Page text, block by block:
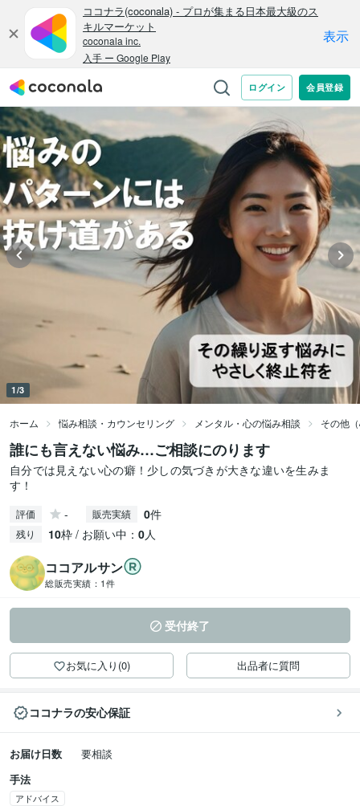
1/3
ホーム 悩み相談・カウンセリング メンタル・心の悩み相談 その他
誰にも言えない悩み…ご相談にのります
自分では見えない心の癖！少しの気づきが大きな違いを生みま
す！
評価 - 販売実績 0件
残り 10枠 / お願い中： 0人
ココアルサン
総販売実績： 1件
受付終了
お気に入り(0) 出品者に質問
ココナラの安心保証
お届け日数
要相談
手法
アドバイス